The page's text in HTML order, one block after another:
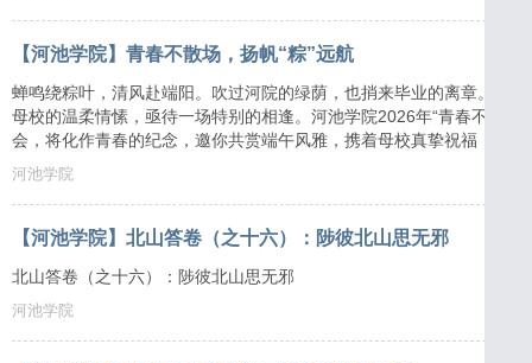
【河池学院】青春不散场，扬帆“粽”远航
蝉鸣绕粽叶，清风赴端阳。吹过河院的绿荫，也捎来毕业的离章。但
母校的温柔情愫，亟待一场特别的相逢。河池学院2026年“青春不散场
会，将化作青春的纪念，邀你共赏端午风雅，携着母校真挚祝福，奔
河池学院
【河池学院】北山答卷（之十六）：陟彼北山思无邪
北山答卷（之十六）：陟彼北山思无邪
河池学院